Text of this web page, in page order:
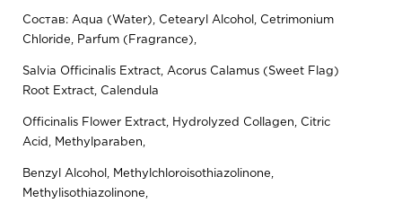
Состав: Aqua (Water), Cetearyl Alcohol, Cetrimonium
Chloride, Parfum (Fragrance),
Salvia Officinalis Extract, Acorus Calamus (Sweet Flag)
Root Extract, Calendula
Officinalis Flower Extract, Hydrolyzed Collagen, Citric
Acid, Methylparaben,
Benzyl Alcohol, Methylchloroisothiazolinone,
Methylisothiazolinone,